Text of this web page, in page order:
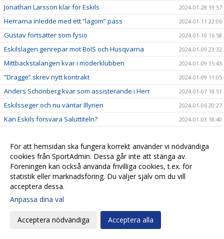
Jonathan Larsson klar för Eskils 2024-01-28 19:57
Herrarna inledde med ett ”lagom” pass 2024-01-11 22:06
Gustav fortsätter som fysio 2024-01-10 16:58
Eskilslagen genrepar mot BoIS och Husqvarna 2024-01-09 23:32
Mittbackstalangen kvar i moderklubben 2024-01-09 15:43
”Dragge” skrev nytt kontrakt 2024-01-09 11:05
Anders Schönberg kvar som assisterande i Herr 2024-01-07 18:51
Eskilsseger och nu väntar Illyrien 2024-01-06 20:27
Kan Eskils försvara Saluttiteln? 2024-01-03 18:40
Patrik Ingelsten avslutar sitt tränaruppdrag i
Eskilsminne IF
2023-12-22 18:24
Endrit Ibishi skrev nytt kontrakt 2023-12-17 18:44
Rutinerad målvakt klar för Eskils
Hemvändare ny målvaktstränare
Skyttekungen signerade nytt kontrakt
Fredrik Liverstam fortsätter i Eskils
För att hemsidan ska fungera korrekt använder vi nödvändiga
cookies från SportAdmin. Dessa går inte att stänga av.
Föreningen kan också använda frivilliga cookies, t.ex. för
statistik eller marknadsföring. Du väljer själv om du vill
acceptera dessa.
Anpassa dina val
Acceptera nödvändiga Acceptera alla